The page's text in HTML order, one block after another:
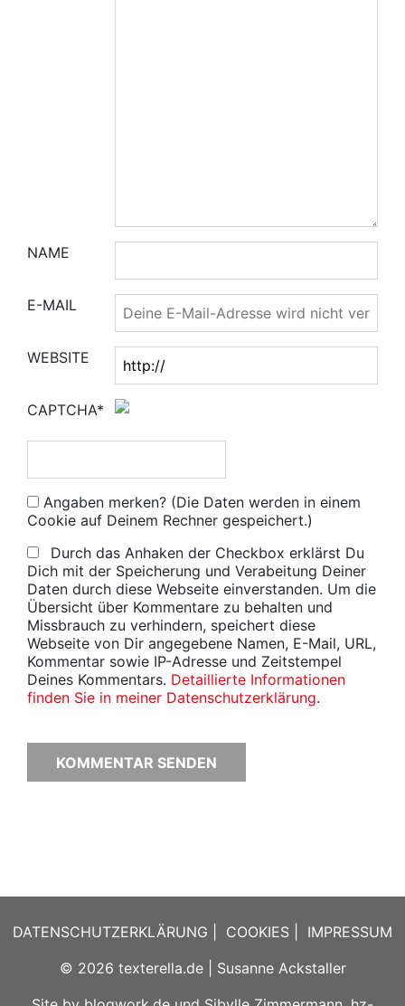
NAME
E-MAIL
WEBSITE
CAPTCHA*
Angaben merken? (Die Daten werden in einem
Cookie auf Deinem Rechner gespeichert.)
Durch das Anhaken der Checkbox erklärst Du
Dich mit der Speicherung und Verabeitung Deiner
Daten durch diese Webseite einverstanden. Um die
Übersicht über Kommentare zu behalten und
Missbrauch zu verhindern, speichert diese
Webseite von Dir angegebene Namen, E-Mail, URL,
Kommentar sowie IP-Adresse und Zeitstempel
Deines Kommentars. Detaillierte Informationen
finden Sie in meiner Datenschutzerklärung.
DATENSCHUTZERKLÄRUNG COOKIES
IMPRESSUM
© 2026 texterella.de| Susanne Ackstaller